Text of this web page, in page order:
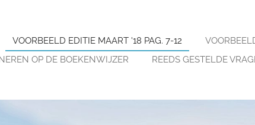
VOORBEELD EDITIE MAART '18 PAG. 7-12
OP DE BOEKENWIJZER REEDS GESTELDE